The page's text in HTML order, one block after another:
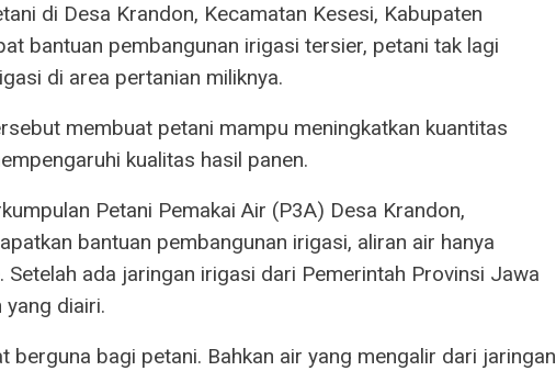
di Desa Krandon, Kecamatan Kesesi, Kabupaten
bantuan pembangunan irigasi tersier, petani tak lagi
di area pertanian miliknya.
membuat petani mampu meningkatkan kuantitas
kualitas hasil panen.
Petani Pemakai Air (P3A) Desa Krandon,
bantuan pembangunan irigasi, aliran air hanya
ada jaringan irigasi dari Pemerintah Provinsi Jawa
yang diairi.
berguna bagi petani. Bahkan air yang mengalir dari jaringan